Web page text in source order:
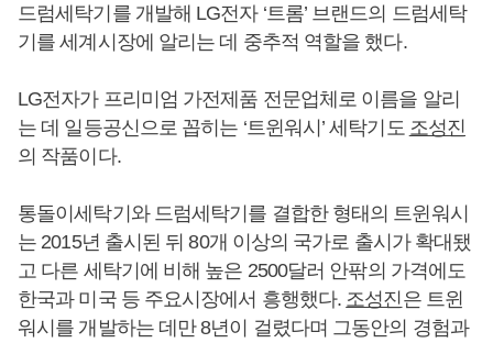
드럼세탁기를 개발해 LG전자 ‘트롬’ 브랜드의 드럼세탁
기를 세계시장에 알리는 데 중추적 역할을 했다.
LG전자가 프리미엄 가전제품 전문업체로 이름을 알리
는 데 일등공신으로 꼽히는 ‘트윈워시’ 세탁기도 조성진
의 작품이다.
통돌이세탁기와 드럼세탁기를 결합한 형태의 트윈워시
는 2015년 출시된 뒤 80개 이상의 국가로 출시가 확대됐
고 다른 세탁기에 비해 높은 2500달러 안팎의 가격에도
한국과 미국 등 주요시장에서 흥행했다. 조성진 은 트윈
워시를 개발하는 데만 8년이 걸렸다며 그동안의 경험과